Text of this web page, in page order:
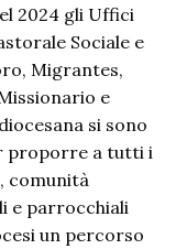
2024 gli Uffici
Sociale e
Migrantes,
e
si sono
proporre a tutti i
comunità
e parrocchiali
un percorso